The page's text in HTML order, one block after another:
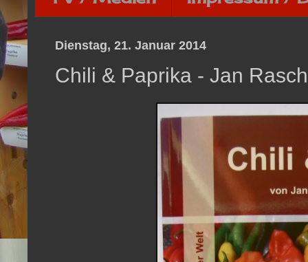
Dienstag, 21. Januar 2014
Chili & Paprika - Jan